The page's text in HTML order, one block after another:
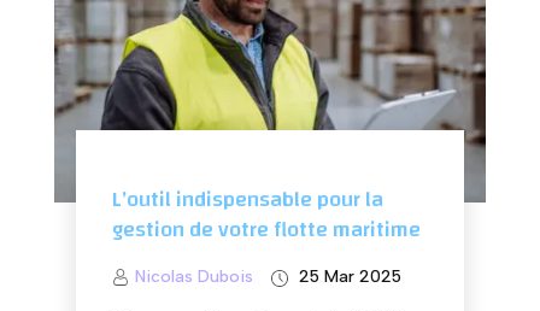
L’outil indispensable pour la
gestion de votre flotte maritime
Nicolas Dubois 25 Mar 2025